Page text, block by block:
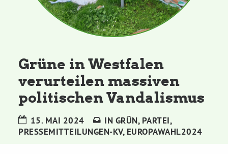
Kommissionen
Grünes Zentrum
Sylvia Rietenberg, MdB
Grüne in Westfalen
verurteilen massiven
politischen Vandalismus
15. MAI 2024 IN GRÜN, PARTEI,
PRESSEMITTEILUNGEN-KV, EUROPAWAHL2024